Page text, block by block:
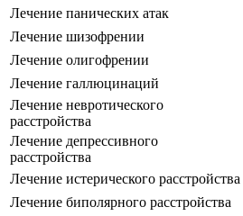
Лечение панических атак
Лечение шизофрении
Лечение олигофрении
Лечение галлюцинаций
Лечение невротического
расстройства
Лечение депрессивного
расстройства
Лечение истерического расстройства
Лечение биполярного расстройства